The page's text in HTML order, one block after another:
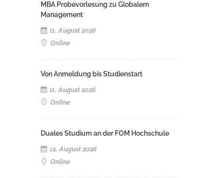
MBA Probevorlesung zu Globalem
Management
11. August 2026
Online
Von Anmeldung bis Studienstart
11. August 2026
Online
Duales Studium an der FOM Hochschule
12. August 2026
Online